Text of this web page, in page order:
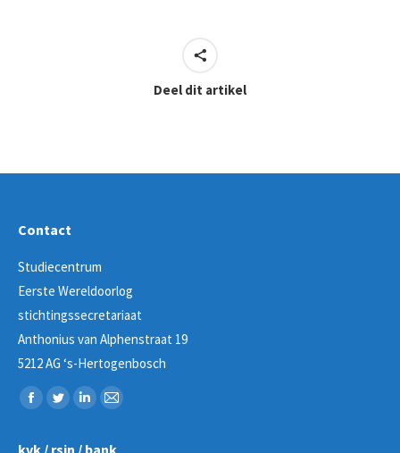
Deel dit artikel
Contact
Studiecentrum
Eerste Wereldoorlog
stichtingssecretariaat
Anthonius van Alphenstraat 19
5212 AG ‘s-Hertogenbosch
Vind ons op:
Facebook
TwitterLinkedin
Mail
kvk / rsin / bank